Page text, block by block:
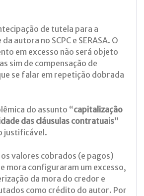
de tutela para a
autora no SCPC e SERASA. O
em excesso não será objeto
sim de compensação de
se falar em repetição dobrada
do assunto “capitalização
das cláusulas contratuais”
justificável.
valores cobrados (e pagos)
mora configuraram um excesso,
da mora do credor e
como crédito do autor. Por